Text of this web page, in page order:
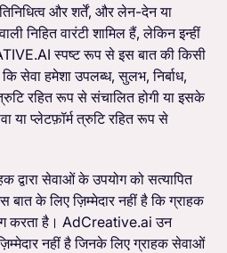
और शर्तें, और लेन-देन या
निहित वारंटी शामिल हैं, लेकिन इन्हीं
स्पष्ट रूप से इस बात की किसी
कि सेवा हमेशा उपलब्ध, सुलभ, निर्बाध,
रहित रूप से संचालित होगी या इसके
या प्लेटफ़ॉर्म त्रुटि रहित रूप से
सेवाओं के उपयोग को सत्यापित
के लिए ज़िम्मेदार नहीं है कि ग्राहक
करता है। AdCreative.ai उन
नहीं है जिनके लिए ग्राहक सेवाओं